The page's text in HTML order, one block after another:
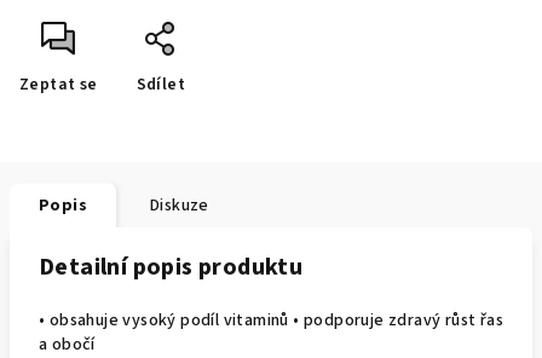
Zeptat se Sdílet
Popis Diskuze
Detailní popis produktu
• obsahuje vysoký podíl vitaminů • podporuje zdravý růst řas
a obočí